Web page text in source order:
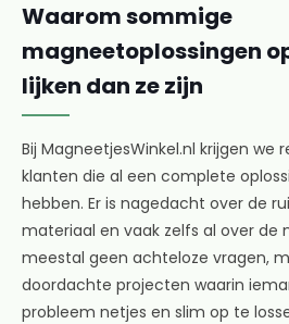
Waarom sommige
magneetoplossingen
lijken dan ze zijn
Bij MagneetjesWinkel.nl krijgen we
klanten die al een complete
hebben. Er is nagedacht over de
materiaal en vaak zelfs al over de
meestal geen achteloze vragen,
doordachte projecten waarin
probleem netjes en slim op te